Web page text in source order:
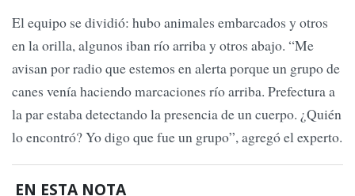
El equipo se dividió: hubo animales embarcados y otros
en la orilla, algunos iban río arriba y otros abajo. “Me
avisan por radio que estemos en alerta porque un grupo de
canes venía haciendo marcaciones río arriba. Prefectura a
la par estaba detectando la presencia de un cuerpo. ¿Quién
lo encontró? Yo digo que fue un grupo”, agregó el experto.
EN ESTA NOTA